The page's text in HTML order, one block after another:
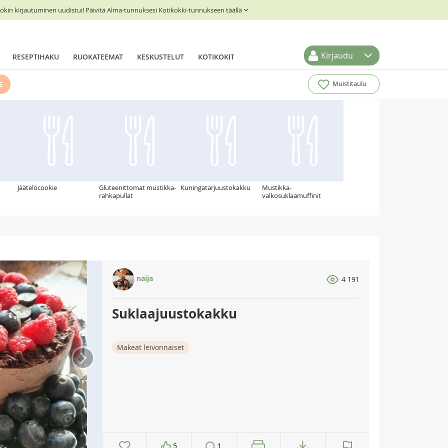
kirjautuminen uudistui! Päivitä Alma-tunnuksesi Kotikokki-tunnukseen täällä
RESEPTIHAKU RUOKATEEMAT KESKUSTELUT KOTIKOKIT Kirjaudu
Muistitaulu
Jäätelöcookie
Gluteenittomat mustikka-
rahkapullat
Kuningatarjuustokakku
Mustikka-
valkosuklaamuffinit
›
naija 4 191
Suklaajuustokakku
Makeat leivonnaiset
5 1